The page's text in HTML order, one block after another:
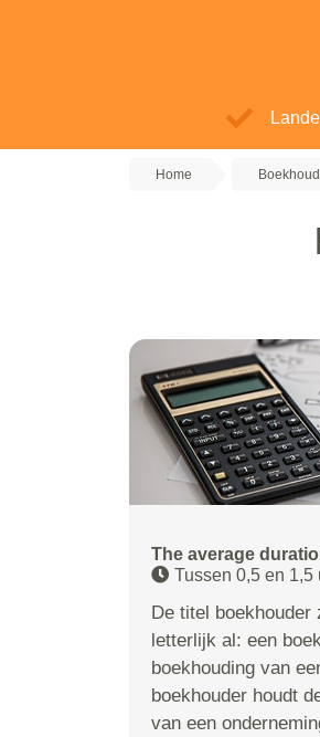
Home
The average
Tussen 0,5 en 1,5
De titel boekhouder
letterlijk al: een
boekhouding van
boekhouder houdt
van een